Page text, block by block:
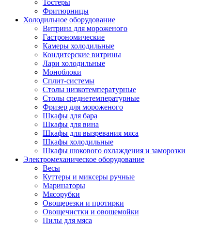
Тостеры
Фритюрницы
Холодильное оборудование
Витрина для мороженого
Гастрономические
Камеры холодильные
Кондитерские витрины
Лари холодильные
Моноблоки
Сплит-системы
Столы низкотемпературные
Столы среднетемпературные
Фризер для мороженого
Шкафы для бара
Шкафы для вина
Шкафы для вызревания мяса
Шкафы холодильные
Шкафы шокового охлаждения и заморозки
Электромеханическое оборудование
Весы
Куттеры и миксеры ручные
Маринаторы
Мясорубки
Овощерезки и протирки
Овощечистки и овощемойки
Пилы для мяса